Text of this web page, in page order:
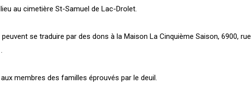
au cimetière St-Samuel de Lac-Drolet.
se traduire par des dons à la Maison La Cinquième Saison, 6900, rue
membres des familles éprouvés par le deuil.